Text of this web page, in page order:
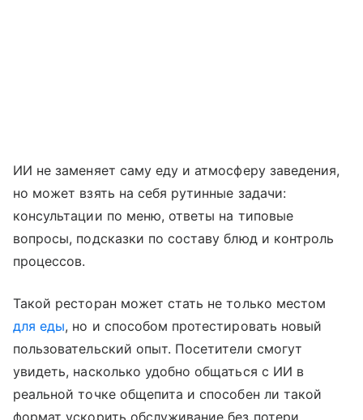
ИИ не заменяет саму еду и атмосферу заведения,
но может взять на себя рутинные задачи:
консультации по меню, ответы на типовые
вопросы, подсказки по составу блюд и контроль
процессов.
Такой ресторан может стать не только местом
для еды, но и способом протестировать новый
пользовательский опыт. Посетители смогут
увидеть, насколько удобно общаться с ИИ в
реальной точке общепита и способен ли такой